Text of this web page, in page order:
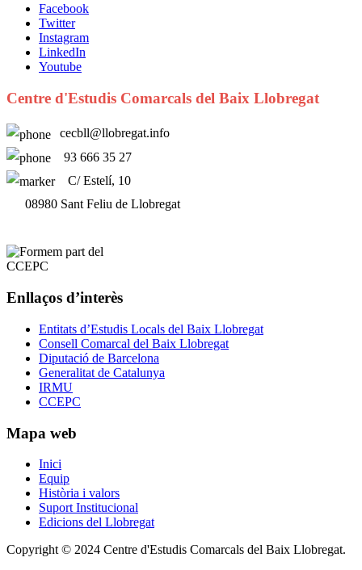
Facebook
Twitter
Instagram
LinkedIn
Youtube
Centre d'Estudis Comarcals del Baix Llobregat
cecbll@llobregat.info
93 666 35 27
C/ Estelí, 10
08980 Sant Feliu de Llobregat
Enllaços d’interès
Entitats d’Estudis Locals del Baix Llobregat
Consell Comarcal del Baix Llobregat
Diputació de Barcelona
Generalitat de Catalunya
IRMU
CCEPC
Mapa web
Inici
Equip
Història i valors
Suport Institucional
Edicions del Llobregat
Copyright © 2024 Centre d'Estudis Comarcals del Baix Llobregat.